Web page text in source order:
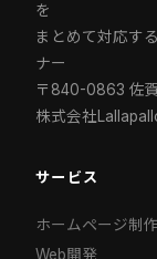
を
まとめて対応す
ナー
〒840-0863 佐
株式会社
サービス
ホームページ制作
Web開発